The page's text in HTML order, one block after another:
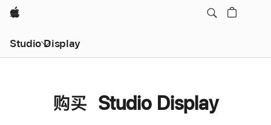
Apple
Studio Display
购买 Studio Display